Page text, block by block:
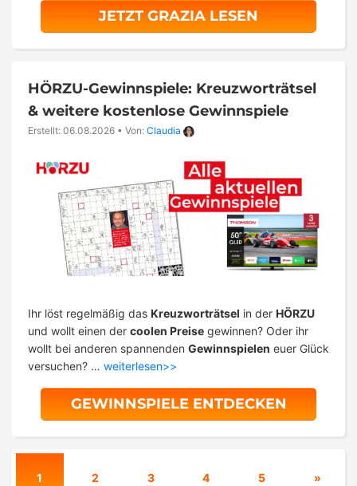
JETZT GRAZIA LESEN
HÖRZU-Gewinnspiele: Kreuzworträtsel
& weitere kostenlose Gewinnspiele
Erstellt: 06.08.2026 • Von: Claudia
Ihr löst regelmäßig das Kreuzworträtsel in der HÖRZU
und wollt einen der coolen Preise gewinnen? Oder ihr
wollt bei anderen spannenden Gewinnspielen euer Glück
versuchen? … weiterlesen>>
GEWINNSPIELE ENTDECKEN
1 2 3 4 5 »